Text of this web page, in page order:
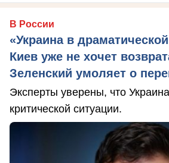
В России
«Украина в
Киев уже не хочет
Зеленский умоляет о
Эксперты уверены, что
критической ситуации.